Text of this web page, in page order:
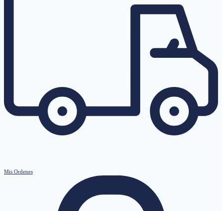
Mis Ordenes